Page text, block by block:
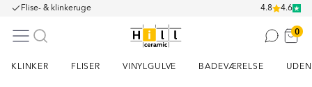
Flise- & klinkeruge 4.8 4.6
0
KLINKER FLISER VINYLGULVE BADEVÆRELSE